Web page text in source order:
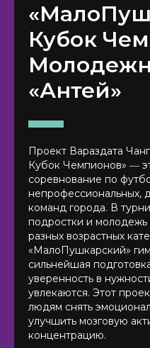
Кубок
«Антей»
Проект Вараздата
Кубок Чемпионов» ―
соревнование по
непрофессиональных,
команд города. В
подростки и молодежь
разных возрастных
«МалоПушкарский»
сильнейшая
уверенность в
увлекаются. Этот
людям снять
улучшить мозговую
концентрацию.